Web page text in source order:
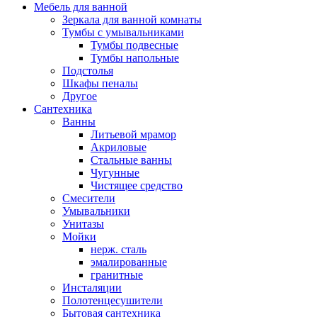
Мебель для ванной
Зеркала для ванной комнаты
Тумбы с умывальниками
Тумбы подвесные
Тумбы напольные
Подстолья
Шкафы пеналы
Другое
Сантехника
Ванны
Литьевой мрамор
Акриловые
Стальные ванны
Чугунные
Чистящее средство
Смесители
Умывальники
Унитазы
Мойки
нерж. сталь
эмалированные
гранитные
Инсталяции
Полотенцесушители
Бытовая сантехника